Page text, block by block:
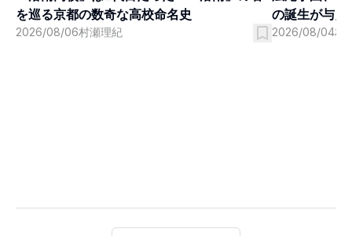
を巡る京都の数奇な高校命名史
2026/08/06村瀬理紀
の誕生が与え
2026/08/04村